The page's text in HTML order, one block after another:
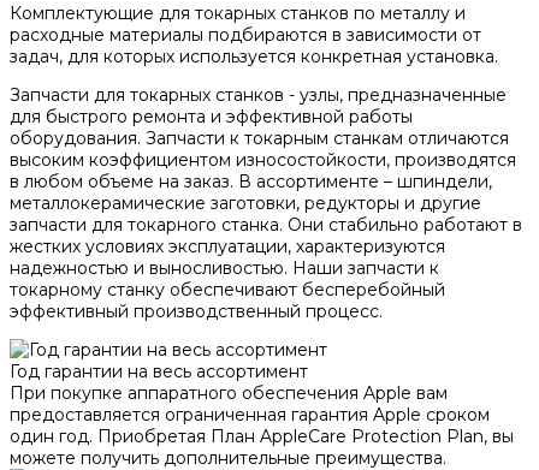
Комплектующие для токарных станков по металлу и
расходные материалы подбираются в зависимости от
задач, для которых используется конкретная установка.
Запчасти для токарных станков - узлы, предназначенные
для быстрого ремонта и эффективной работы
оборудования. Запчасти к токарным станкам отличаются
высоким коэффициентом износостойкости, производятся
в любом объеме на заказ. В ассортименте – шпиндели,
металлокерамические заготовки, редукторы и другие
запчасти для токарного станка. Они стабильно работают в
жестких условиях эксплуатации, характеризуются
надежностью и выносливостью. Наши запчасти к
токарному станку обеспечивают бесперебойный
эффективный производственный процесс.
Год гарантии на весь ассортимент
При покупке аппаратного обеспечения Apple вам
предоставляется ограниченная гарантия Apple сроком
один год. Приобретая План AppleCare Protection Plan, вы
можете получить дополнительные преимущества.